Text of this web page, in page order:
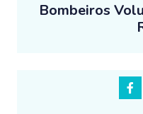
Bombeiros